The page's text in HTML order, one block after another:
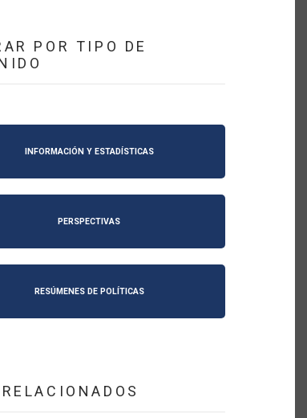
POR TIPO DE
INFORMACIÓN Y ESTADÍSTICAS
PERSPECTIVAS
RESÚMENES DE POLÍTICAS